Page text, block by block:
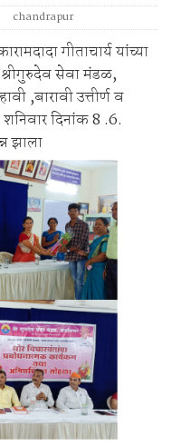
chandrapur
गीताचार्य यांच्या
सेवा मंडळ,
,बारावी उत्तीर्ण व
शनिवार दिनांक 8 .6.
झाला